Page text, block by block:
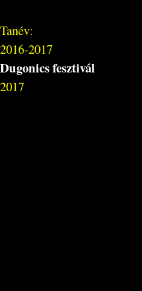
Tanév:
2016-2017
Dugonics fesztivál
2017